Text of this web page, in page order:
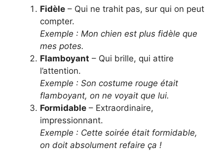
Fidèle – Qui ne trahit pas, sur qui on peut
compter.
Exemple : Mon chien est plus fidèle que
mes potes.
Flamboyant – Qui brille, qui attire
l’attention.
Exemple : Son costume rouge était
flamboyant, on ne voyait que lui.
Formidable – Extraordinaire,
impressionnant.
Exemple : Cette soirée était formidable,
on doit absolument refaire ça !